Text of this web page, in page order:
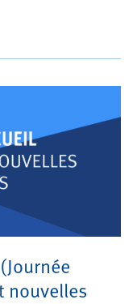
nouvelles